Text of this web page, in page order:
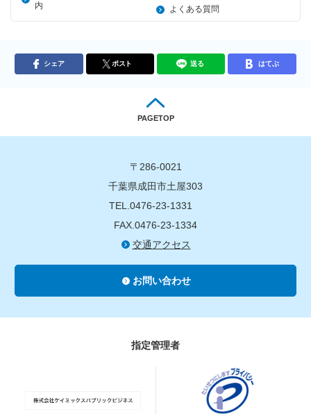
内
よくある質問
シェア ポスト 送る はてぶ
PAGETOP
〒286-0021
千葉県成田市土屋303
TEL.0476-23-1331
FAX.0476-23-1334
交通アクセス
お問い合わせ
指定管理者